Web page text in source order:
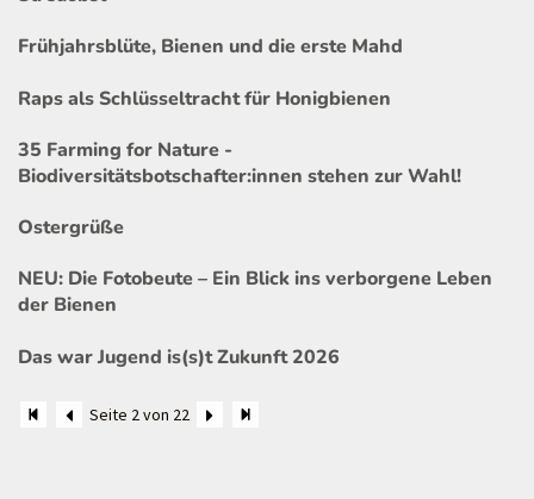
Frühjahrsblüte, Bienen und die erste Mahd
Raps als Schlüsseltracht für Honigbienen
35 Farming for Nature -
Biodiversitätsbotschafter:innen stehen zur Wahl!
Ostergrüße
NEU: Die Fotobeute – Ein Blick ins verborgene Leben
der Bienen
Das war Jugend is(s)t Zukunft 2026
Seite 2 von 22